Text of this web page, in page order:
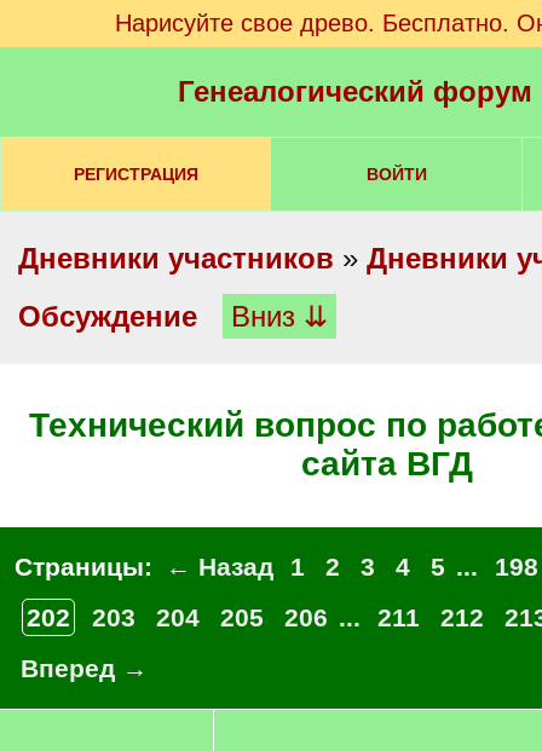
Нарисуйте свое древо. Бесплатно.
Генеалогический
РЕГИСТРАЦИЯ ВОЙТИ
Дневники участников » Дневники
Обсуждение
Вниз ⇊
Технический вопрос по
сайта ВГД
Страницы: ← Назад 1 2 3 4 5 ...
198
202
203 204 205 206 ... 211 212
Вперед →